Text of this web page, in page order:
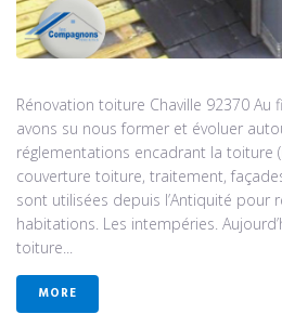
Rénovation toiture Chaville 92370 Au
avons su nous former et évoluer
réglementations encadrant la toiture
couverture toiture, traitement,
sont utilisées depuis l’Antiquité pour
habitations. Les intempéries.
toiture...
MORE